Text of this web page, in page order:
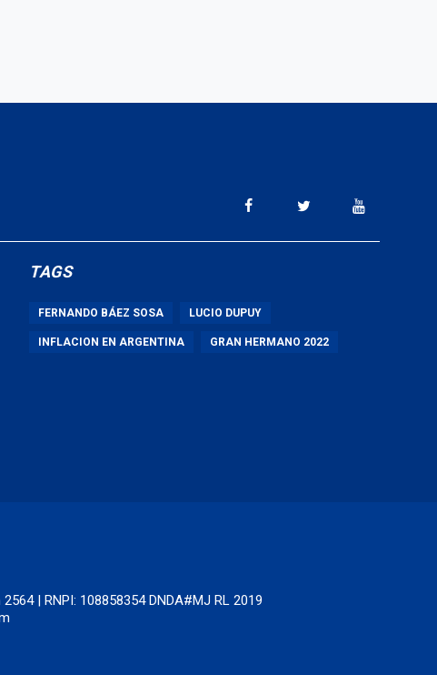
TAGS
FERNANDO BÁEZ SOSA LUCIO DUPUY
INFLACION EN ARGENTINA GRAN HERMANO 2022
| RNPI: 108858354 DNDA#MJ RL 2019